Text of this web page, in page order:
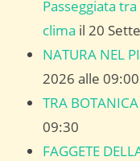
Passeggiata
clima il 20
NATURA NEL
2026 alle 09:00
TRA
09:30
FAGGETE